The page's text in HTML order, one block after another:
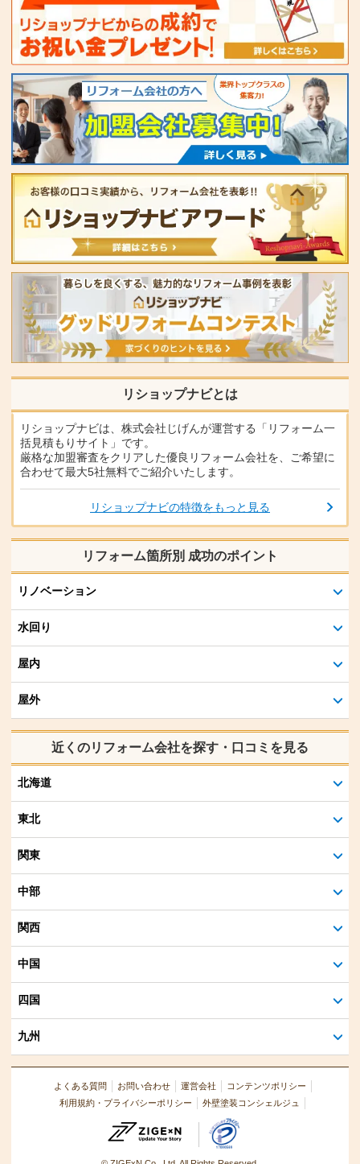
リショップナビとは
リショップナビは、株式会社じげんが運営する「リフォーム一
括見積もりサイト」です。
厳格な加盟審査をクリアした優良リフォーム会社を、ご希望に
合わせて最大5社無料でご紹介いたします。
リショップナビの特徴をもっと見る
リフォーム箇所別 成功のポイント
リノベーション
水回り
屋内
屋外
近くのリフォーム会社を探す・口コミを見る
北海道
東北
関東
中部
関西
中国
四国
九州
よくある質問 お問い合わせ 運営会社
コンテンツポリシー
利用規約・プライバシーポリシー
外壁塗装コンシェルジュ